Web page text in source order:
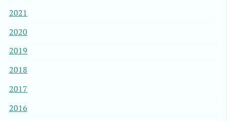
2021
2020
2019
2018
2017
2016